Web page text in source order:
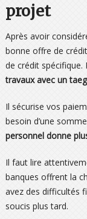
projet
Après avoir
bonne offre de
de crédit
travaux avec un
Il sécurise vos
besoin d’une
personnel donne
Il faut lire
banques offrent la
avez des difficultés
soucis plus tard.